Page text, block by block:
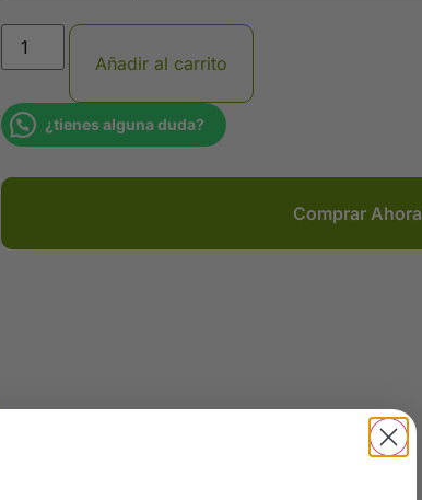
Añadir al carrito
¿tienes alguna duda?
Comprar Ahora